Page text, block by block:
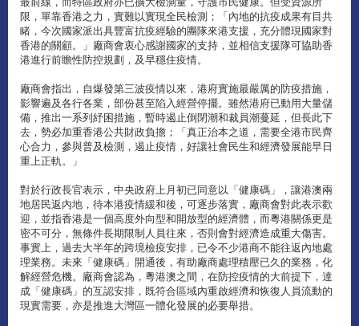
限，單靠香港之力，實難以實現全民檢測；「內地的抗疫成果有目共
睹，今次國家派出具豐富抗疫經驗的團隊來港支援，充分體現國家對
香港的關顧。」廠商會衷心感謝國家的支持，並相信支援隊可協助香
港進行前瞻性防控規劃，及早穩住疫情。
廠商會指出，自爆發第三波疫情以來，港府實施最嚴厲的防疫措施，
影響遍及各行各業，部份甚至陷入經營停擺。雖然港府已動用大量儲
備，推出一系列紓困措施，暫時遏止倒閉潮和裁員潮蔓延，但長此下
去，勢必加重香港公共財政負擔；「真正治本之道，需要全港市民齊
心合力，參與普及檢測，遏止疫情，好讓社會民生和經濟發展能早日
重上正軌。」
對於行政長官表示，中央政府上月初已同意以「健康碼」，讓港澳兩
地居民返內地，待本港疫情緩和後，可逐步落實，廠商會對此表示歡
迎，並指香港是一個高度外向型和開放型的經濟體，而粵港關係更是
密不可分，無條件長期限制人員往來，否則會對經濟造成重大傷害。
事實上，過去大半年的跨境檢疫安排，已令不少港商不能往返內地處
理業務。未來「健康碼」開通後，有助廠商處理積壓已久的業務，化
解經營危機。廠商會認為，粵港澳之間，在防控疫情的大前提下，達
成「健康碼」的互認安排，既符合區域內重啟經濟和恢復人員流動的
現實需要，亦是推進大灣區一體化發展的必要舉措。